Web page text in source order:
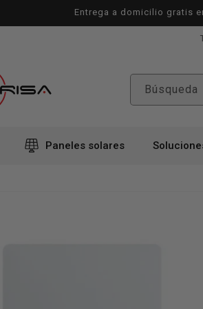
Entrega a domicilio gratis
Búsqueda
Paneles solares